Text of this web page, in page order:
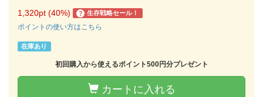
1,320pt (40%) ? 生存戦略セール！
ポイントの使い方はこちら
在庫あり
初回購入から使えるポイント500円分プレゼント
カートに入れる